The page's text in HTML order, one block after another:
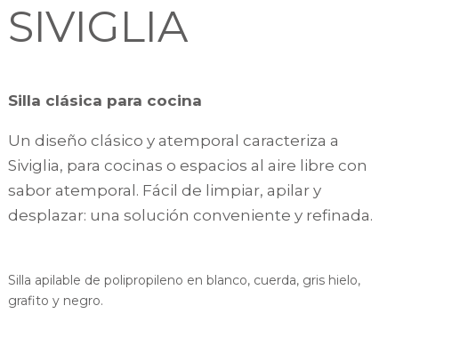
SIVIGLIA
Silla clásica para cocina
Un diseño clásico y atemporal caracteriza a
Siviglia, para cocinas o espacios al aire libre con
sabor atemporal. Fácil de limpiar, apilar y
desplazar: una solución conveniente y refinada.
Silla apilable de polipropileno en blanco, cuerda, gris hielo,
grafito y negro.